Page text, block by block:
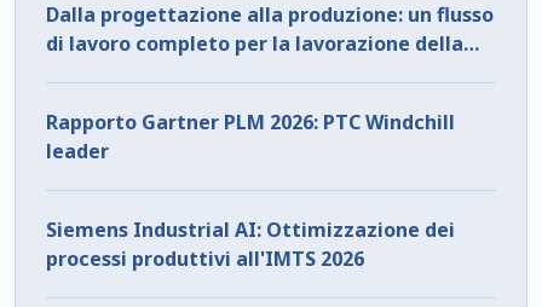
Dalla progettazione alla produzione: un flusso
di lavoro completo per la lavorazione della
Rapporto Gartner PLM 2026: PTC Windchill
leader
Siemens Industrial AI: Ottimizzazione dei
processi produttivi all'IMTS 2026